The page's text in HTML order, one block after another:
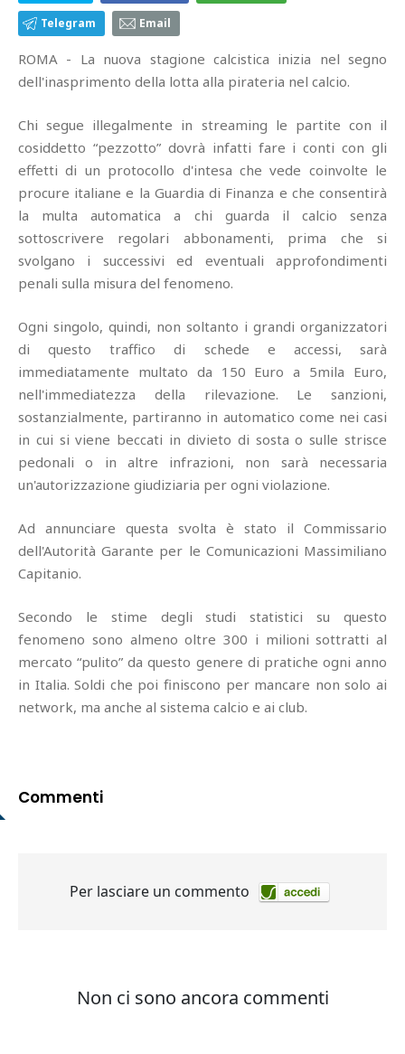
Telegram Email
ROMA - La nuova stagione calcistica inizia nel segno
dell'inasprimento della lotta alla pirateria nel calcio.
Chi segue illegalmente in streaming le partite con il
cosiddetto “pezzotto” dovrà infatti fare i conti con gli
effetti di un protocollo d'intesa che vede coinvolte le
procure italiane e la Guardia di Finanza e che consentirà
la multa automatica a chi guarda il calcio senza
sottoscrivere regolari abbonamenti, prima che si
svolgano i successivi ed eventuali approfondimenti
penali sulla misura del fenomeno.
Ogni singolo, quindi, non soltanto i grandi organizzatori
di questo traffico di schede e accessi, sarà
immediatamente multato da 150 Euro a 5mila Euro,
nell'immediatezza della rilevazione. Le sanzioni,
sostanzialmente, partiranno in automatico come nei casi
in cui si viene beccati in divieto di sosta o sulle strisce
pedonali o in altre infrazioni, non sarà necessaria
un'autorizzazione giudiziaria per ogni violazione.
Ad annunciare questa svolta è stato il Commissario
dell'Autorità Garante per le Comunicazioni Massimiliano
Capitanio.
Secondo le stime degli studi statistici su questo
fenomeno sono almeno oltre 300 i milioni sottratti al
mercato “pulito” da questo genere di pratiche ogni anno
in Italia. Soldi che poi finiscono per mancare non solo ai
network, ma anche al sistema calcio e ai club.
Commenti